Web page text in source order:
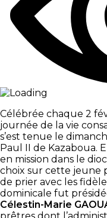
Célébrée chaque 2
journée de la vie
s’est tenue le
Paul II de Kazaboua.
en mission dans le
choix sur cette jeune
de prier avec les
dominicale fut
Célestin-Marie